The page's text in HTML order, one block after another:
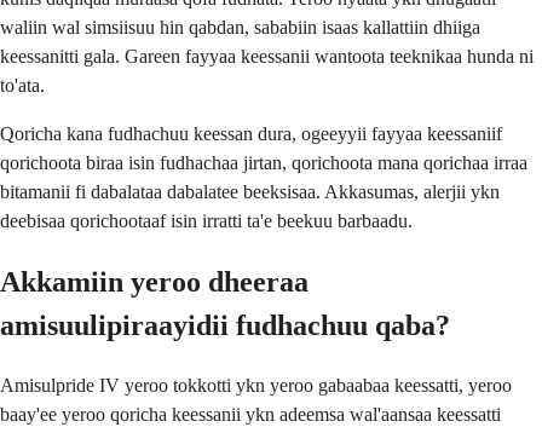
waliin wal simsiisuu hin qabdan, sababiin isaas kallattiin dhiiga
keessanitti gala. Gareen fayyaa keessanii wantoota teeknikaa hunda ni
to'ata.
Qoricha kana fudhachuu keessan dura, ogeeyyii fayyaa keessaniif
qorichoota biraa isin fudhachaa jirtan, qorichoota mana qorichaa irraa
bitamanii fi dabalataa dabalatee beeksisaa. Akkasumas, alerjii ykn
deebisaa qorichootaaf isin irratti ta'e beekuu barbaadu.
Akkamiin yeroo dheeraa
amisuulipiraayidii fudhachuu qaba?
Amisulpride IV yeroo tokkotti ykn yeroo gabaabaa keessatti, yeroo
baay'ee yeroo qoricha keessanii ykn adeemsa wal'aansaa keessatti